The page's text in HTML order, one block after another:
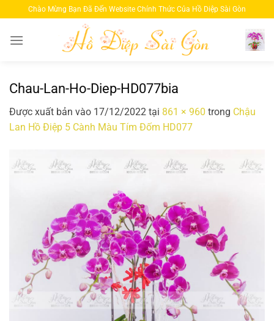
qua
nội
Chào Mừng Bạn Đã Đến Website Chính Thức Của Hồ Diệp Sài Gòn
Chau-Lan-Ho-Diep-HD077bia
Được xuất bản vào 17/12/2022 tại 861 × 960 trong Chậu
Lan Hồ Điệp 5 Cành Màu Tím Đốm HD077